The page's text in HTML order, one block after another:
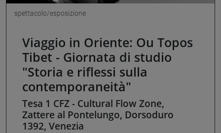
spettacolo/esposizione
Viaggio in Oriente: Ou Topos
Tibet - Giornata di studio
"Storia e riflessi sulla
contemporaneità"
Tesa 1 CFZ - Cultural Flow Zone,
Zattere al Pontelungo, Dorsoduro
1392, Venezia